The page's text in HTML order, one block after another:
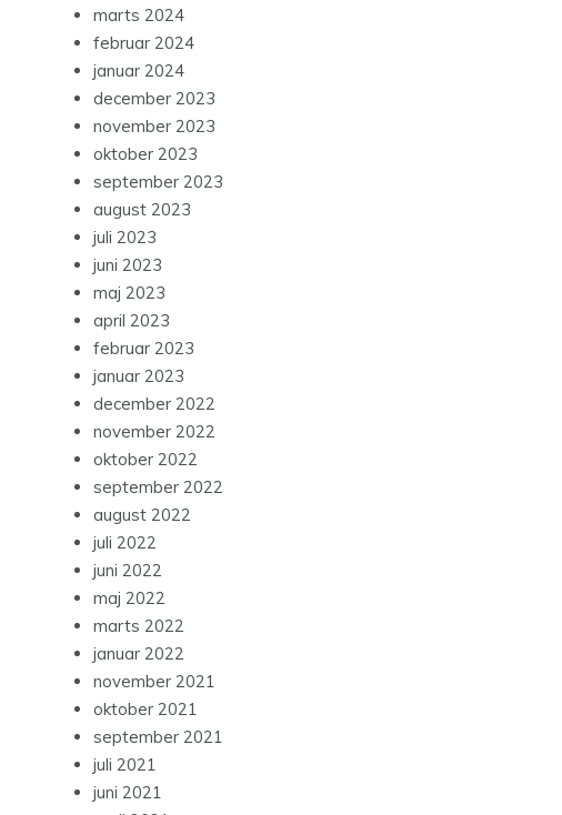
marts 2024
februar 2024
januar 2024
december 2023
november 2023
oktober 2023
september 2023
august 2023
juli 2023
juni 2023
maj 2023
april 2023
februar 2023
januar 2023
december 2022
november 2022
oktober 2022
september 2022
august 2022
juli 2022
juni 2022
maj 2022
marts 2022
januar 2022
november 2021
oktober 2021
september 2021
juli 2021
juni 2021